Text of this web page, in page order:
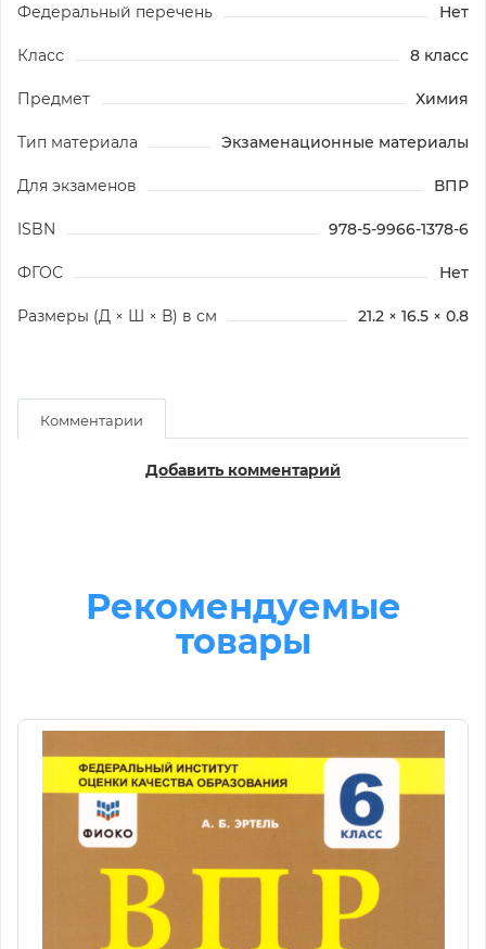
Федеральный перечень Нет
Класс 8 класс
Предмет Химия
Тип материала Экзаменационные материалы
Для экзаменов ВПР
ISBN 978-5-9966-1378-6
ФГОС Нет
Размеры (Д × Ш × В) в см 21.2 × 16.5 × 0.8
Комментарии
Добавить комментарий
Рекомендуемые
товары